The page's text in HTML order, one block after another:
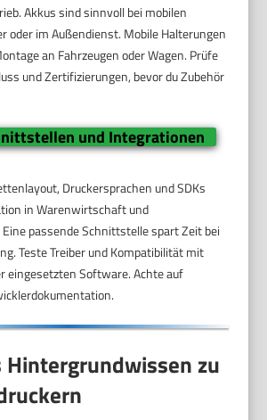
Akkus sind sinnvoll bei mobilen
oder im Außendienst. Mobile Halterungen
an Fahrzeugen oder Wagen. Prüfe
und Zertifizierungen, bevor du Zubehör
und Integrationen
Druckersprachen und SDKs
in Warenwirtschaft und
passende Schnittstelle spart Zeit bei
Teste Treiber und Kompatibilität mit
eingesetzten Software. Achte auf
zu